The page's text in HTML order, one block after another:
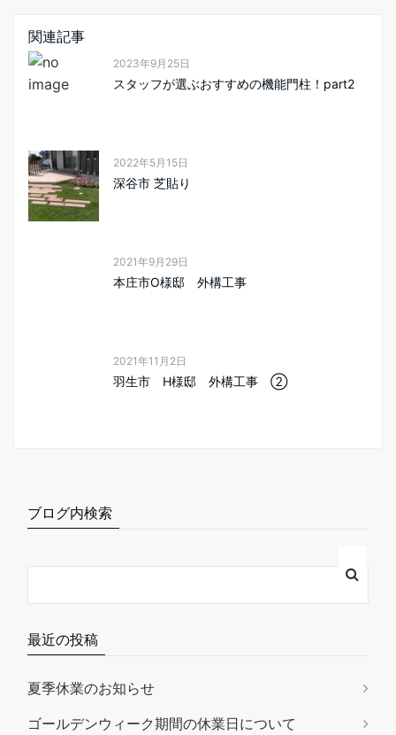
関連記事
2023年9月25日
スタッフが選ぶおすすめの機能門柱！part2
2022年5月15日
深谷市 芝貼り
2021年9月29日
本庄市O様邸 外構工事
2021年11月2日
羽生市 H様邸 外構工事 ②
ブログ内検索
最近の投稿
夏季休業のお知らせ
ゴールデンウィーク期間の休業日について